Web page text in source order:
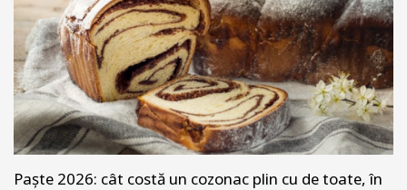
Paște 2026: cât costă un cozonac plin cu de toate, în